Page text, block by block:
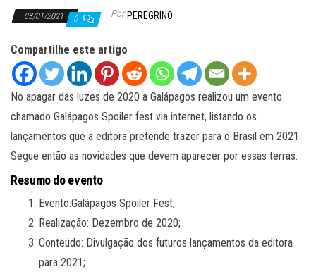
03/01/2021 0 Por PEREGRINO
Compartilhe este artigo
No apagar das luzes de 2020 a Galápagos realizou um evento
chamado Galápagos Spoiler fest via internet, listando os
lançamentos que a editora pretende trazer para o Brasil em 2021.
Segue então as novidades que devem aparecer por essas terras.
Resumo do evento
Evento:Galápagos Spoiler Fest;
Realização: Dezembro de 2020;
Conteúdo: Divulgação dos futuros lançamentos da editora
para 2021;